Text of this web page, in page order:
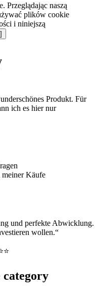
Przeglądając naszą
plików cookie
i niniejszą
Produkt. Für
ich es hier nur
Käufe
und perfekte Abwicklung.
wollen.“
category